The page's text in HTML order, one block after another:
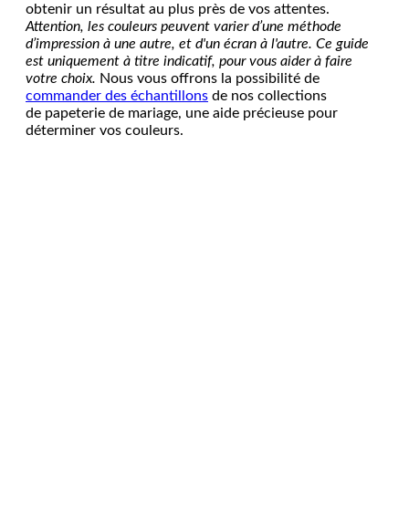
obtenir un résultat au plus près de vos attentes.
Attention, les couleurs peuvent varier d’une méthode
d’impression à une autre, et d'un écran à l'autre. Ce guide
est uniquement à titre indicatif, pour vous aider à faire
votre choix. Nous vous offrons la possibilité de
commander des échantillons de nos collections
de papeterie de mariage, une aide précieuse pour
déterminer vos couleurs.